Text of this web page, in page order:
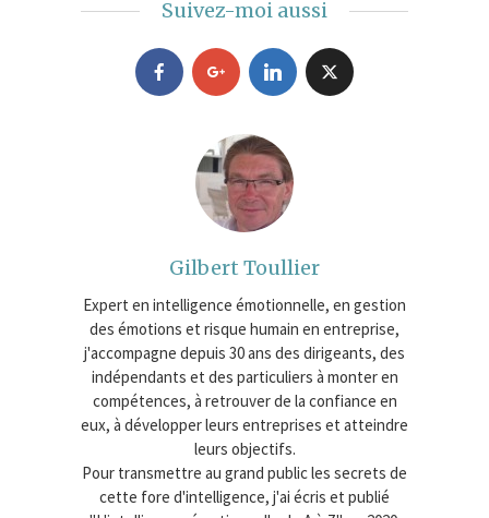
Suivez-moi aussi
Gilbert Toullier
Expert en intelligence émotionnelle, en gestion
des émotions et risque humain en entreprise,
j'accompagne depuis 30 ans des dirigeants, des
indépendants et des particuliers à monter en
compétences, à retrouver de la confiance en
eux, à développer leurs entreprises et atteindre
leurs objectifs.
Pour transmettre au grand public les secrets de
cette fore d'intelligence, j'ai écris et publié